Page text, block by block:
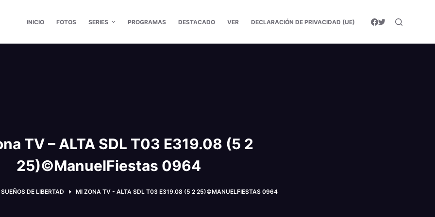
INICIO FOTOS SERIES PROGRAMAS DESTACADO VER DECLARACIÓN DE PRIVACIDAD (UE)
TV – ALTA SDL T03 E319.08 (5 2
25)©ManuelFiestas 0964
SUEÑOS DE LIBERTAD MI ZONA TV - ALTA SDL T03 E319.08 (5 2 25)©MANUELFIESTAS 0964